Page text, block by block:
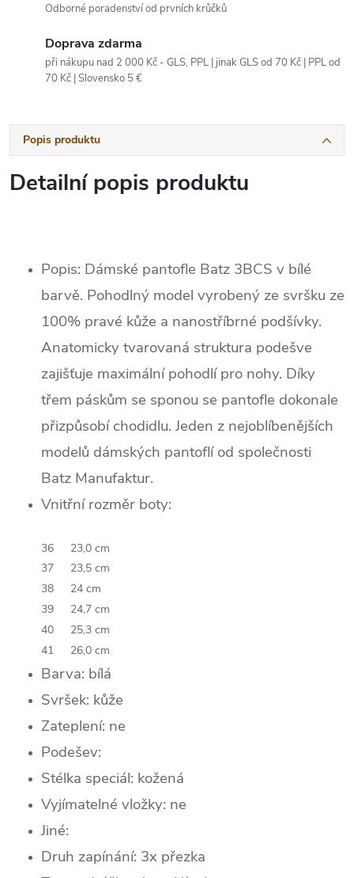
Odborné poradenství od prvních krůčků
Doprava zdarma
při nákupu nad 2 000 Kč - GLS, PPL | jinak GLS od 70 Kč | PPL od
70 Kč | Slovensko 5 €
Popis produktu
Detailní popis produktu
Popis: Dámské pantofle Batz 3BCS v bílé
barvě. Pohodlný model vyrobený ze svršku ze
100% pravé kůže a nanostříbrné podšívky.
Anatomicky tvarovaná struktura podešve
zajišťuje maximální pohodlí pro nohy. Díky
třem páskům se sponou se pantofle dokonale
přizpůsobí chodidlu. Jeden z nejoblíbenějších
modelů dámských pantoflí od společnosti
Batz Manufaktur.
Vnitřní rozměr boty:
36
23,0 cm
37
23,5 cm
38
24 cm
39
24,7 cm
40
25,3 cm
41
26,0 cm
Barva: bílá
Svršek: kůže
Zateplení: ne
Podešev:
Stélka speciál: kožená
Vyjímatelné vložky: ne
Jiné:
Druh zapínání: 3x přezka